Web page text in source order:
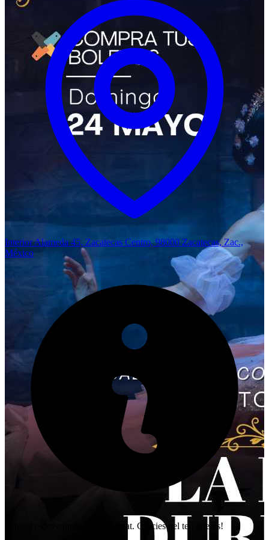
Interior Alameda 45, Zacatecas Centro, 98000 Zacatecas, Zac.,
México
Aquest esdeveniment ha finalitzat. Gràcies pel teu interès!